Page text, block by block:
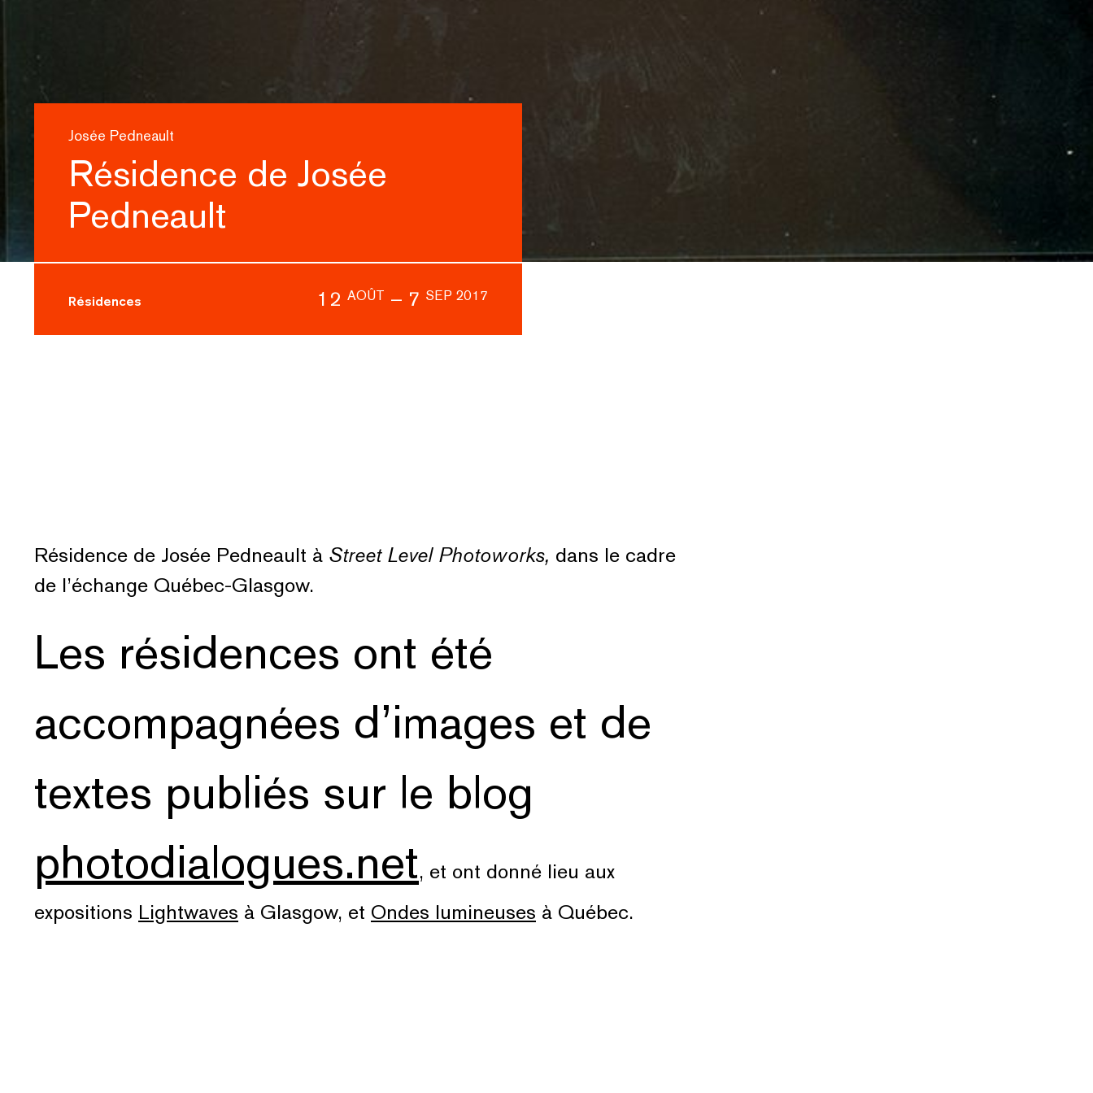
Josée Pedneault
Résidence de Josée
Pedneault
Résidences 12 AOÛT – 7 SEP 2017
Résidence de Josée Pedneault à Street Level Photoworks, dans le cadre
de l’échange Québec-Glasgow.
Les résidences ont été
accompagnées d’images et de
textes publiés sur le blog
photodialogues.net, et ont donné lieu aux
expositions Lightwaves à Glasgow, et Ondes lumineuses à Québec.